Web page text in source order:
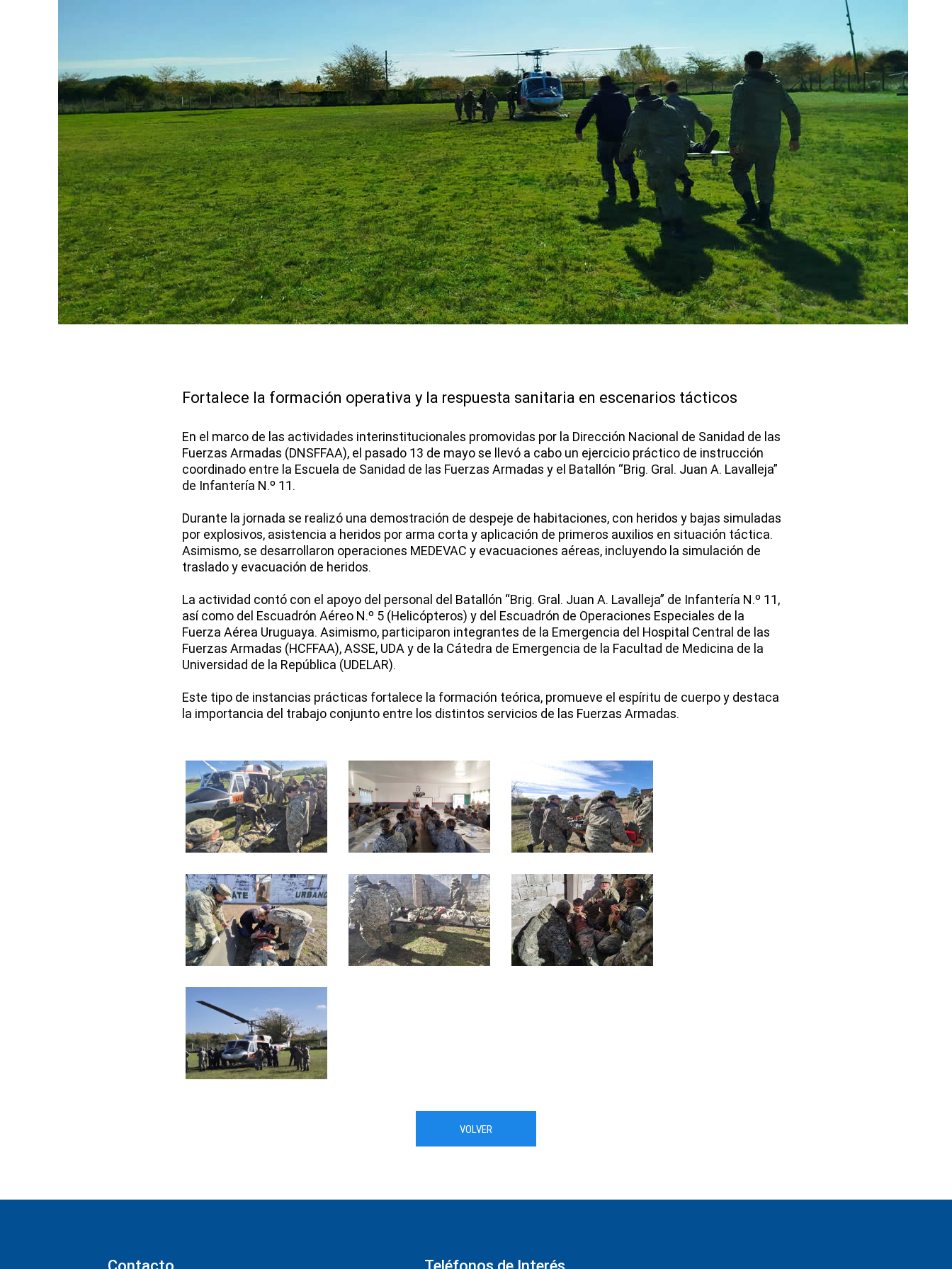
Fortalece la formación operativa y la respuesta sanitaria en escenarios tácticos
En el marco de las actividades interinstitucionales promovidas por la Dirección Nacional de Sanidad de las
Fuerzas Armadas (DNSFFAA), el pasado 13 de mayo se llevó a cabo un ejercicio práctico de instrucción
coordinado entre la Escuela de Sanidad de las Fuerzas Armadas y el Batallón “Brig. Gral. Juan A. Lavalleja”
de Infantería N.º 11.
Durante la jornada se realizó una demostración de despeje de habitaciones, con heridos y bajas simuladas
por explosivos, asistencia a heridos por arma corta y aplicación de primeros auxilios en situación táctica.
Asimismo, se desarrollaron operaciones MEDEVAC y evacuaciones aéreas, incluyendo la simulación de
traslado y evacuación de heridos.
La actividad contó con el apoyo del personal del Batallón “Brig. Gral. Juan A. Lavalleja” de Infantería N.º 11,
así como del Escuadrón Aéreo N.º 5 (Helicópteros) y del Escuadrón de Operaciones Especiales de la
Fuerza Aérea Uruguaya. Asimismo, participaron integrantes de la Emergencia del Hospital Central de las
Fuerzas Armadas (HCFFAA), ASSE, UDA y de la Cátedra de Emergencia de la Facultad de Medicina de la
Universidad de la República (UDELAR).
Este tipo de instancias prácticas fortalece la formación teórica, promueve el espíritu de cuerpo y destaca
la importancia del trabajo conjunto entre los distintos servicios de las Fuerzas Armadas.
VOLVER